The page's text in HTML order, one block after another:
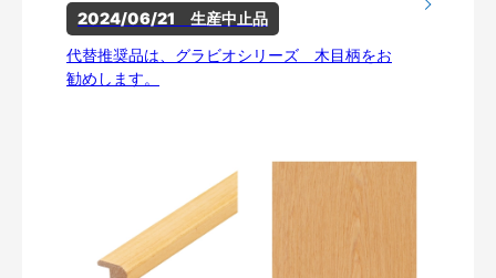
2024/06/21　生産中止品
代替推奨品は、グラビオシリーズ 木目柄をお
勧めします。